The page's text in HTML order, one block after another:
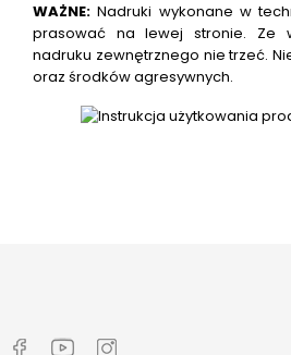
WAŻNE:Nadruki wykonane w
prasować na lewej stronie. Ze
nadruku zewnętrznego nie trzeć.
oraz środków agresywnych.